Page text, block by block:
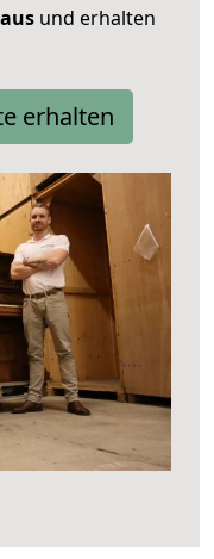
und erhalten
erhalten